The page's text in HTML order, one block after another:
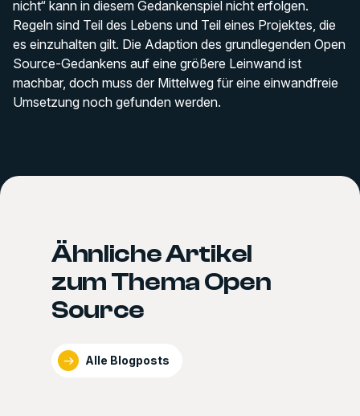
nicht“ kann in diesem Gedankenspiel nicht erfolgen.
Regeln sind Teil des Lebens und Teil eines Projektes, die
es einzuhalten gilt. Die Adaption des grundlegenden Open
Source-Gedankens auf eine größere Leinwand ist
machbar, doch muss der Mittelweg für eine einwandfreie
Umsetzung noch gefunden werden.
Ähnliche Artikel
zum Thema Open
Source
Alle Blogposts